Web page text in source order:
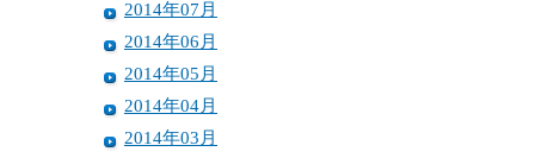
2014年07月
2014年06月
2014年05月
2014年04月
2014年03月